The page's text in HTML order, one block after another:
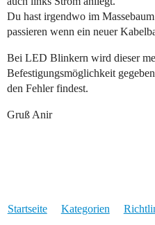
Du hast irgendwo im
passieren wenn ein neuer
Bei LED Blinkern wird dieser
Befestigungsmöglichkeit
den Fehler findest.
Gruß Anir
Startseite Kategorien